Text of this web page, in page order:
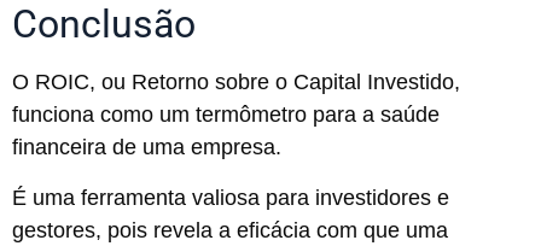
Conclusão
O ROIC, ou Retorno sobre o Capital Investido,
funciona como um termômetro para a saúde
financeira de uma empresa.
É uma ferramenta valiosa para investidores e
gestores, pois revela a eficácia com que uma